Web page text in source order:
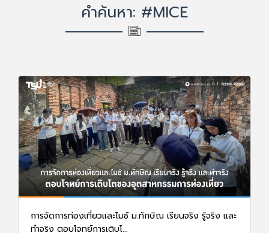
คำค้นหา: #MICE
การจัดการท่องเที่ยวและไมซ์ ม.ทักษิณ เรียนจริง รู้จริง และ
ทำจริง ตอบโจทย์การเติบโ...